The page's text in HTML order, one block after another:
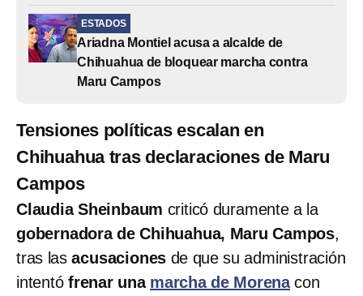
ESTADOS
Ariadna Montiel acusa a alcalde de
Chihuahua de bloquear marcha contra
Maru Campos
Tensiones políticas escalan en
Chihuahua tras declaraciones de Maru
Campos
Claudia Sheinbaum criticó duramente a la
gobernadora de Chihuahua, Maru Campos,
tras lasacusaciones de que su administración
intentó frenar una marcha de Morenacon